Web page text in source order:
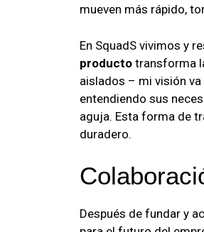
mueven más rápido,
En SquadS vivimos y
producto transforma
aislados – mi visión
entendiendo sus
aguja. Esta forma de
duradero.
Después de fundar y